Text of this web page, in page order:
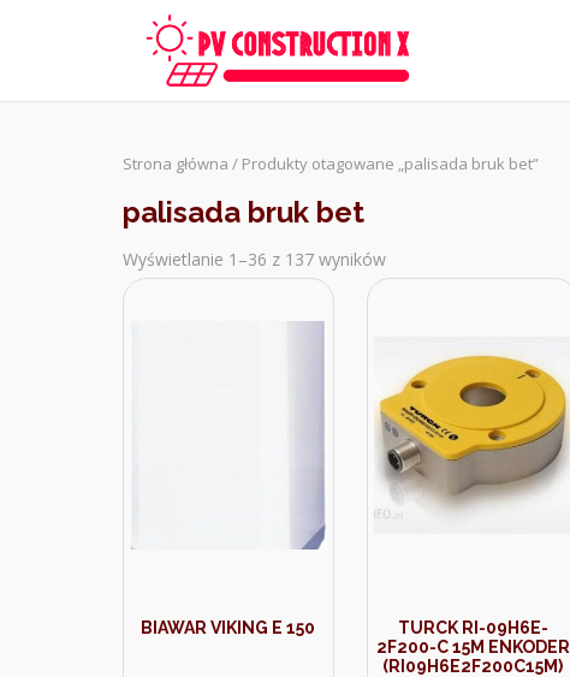
Strona główna / Produkty otagowane „palisada bruk bet”
palisada bruk bet
Wyświetlanie 1–36 z 137 wyników
Sorted
BIAWAR VIKING E 150
TURCK RI-09H6E-
2F200-C 15M ENKODER
(RI09H6E2F200C15M)